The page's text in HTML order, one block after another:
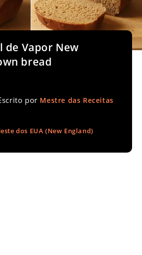
de Vapor New
bread
por Mestre das Receitas
dos EUA (New England)